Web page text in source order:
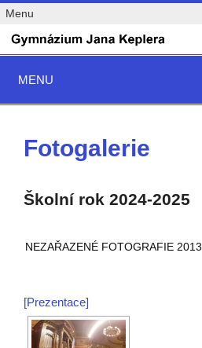
Menu
MENU
Fotogalerie
Školní rok 2024-2025
NEZAŘAZENÉ FOTOGRAFIE 2013
[Prezentace]